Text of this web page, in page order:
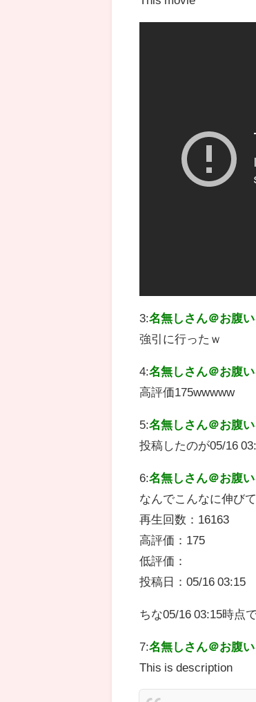
3:名無しさん＠お腹
強引に行ったｗ
4:名無しさん＠お腹
高評価175wwwww
5:名無しさん＠お腹
投稿したのが05/16
6:名無しさん＠お腹
なんでこんなに伸び
再生回数：16163
高評価：175
低評価：
投稿日：05/16 03:15
ちな05/16 03:15時点
7:名無しさん＠お腹
This is description